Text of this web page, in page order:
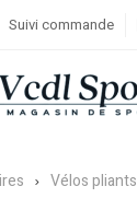
Suivi commande
Vélos pliants